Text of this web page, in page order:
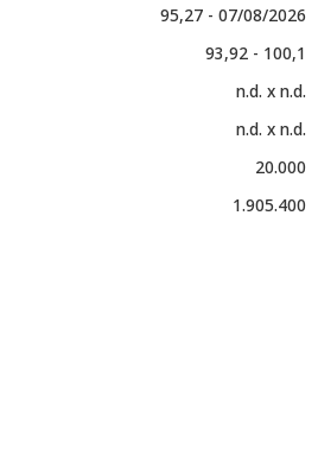
95,27 - 07/08/2026
93,92 - 100,1
n.d. x n.d.
n.d. x n.d.
20.000
1.905.400